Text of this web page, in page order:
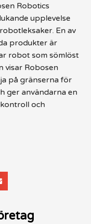
Robotics
upplevelse
En av
produkter är
robot som sömlöst
visar Robosen
på gränserna för
ger användarna en
och